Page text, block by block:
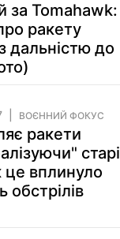
за Tomahawk:
ракету
дальністю до
ВОЄННИЙ ФОКУС
ракети
старі
це вплинуло
обстрілів